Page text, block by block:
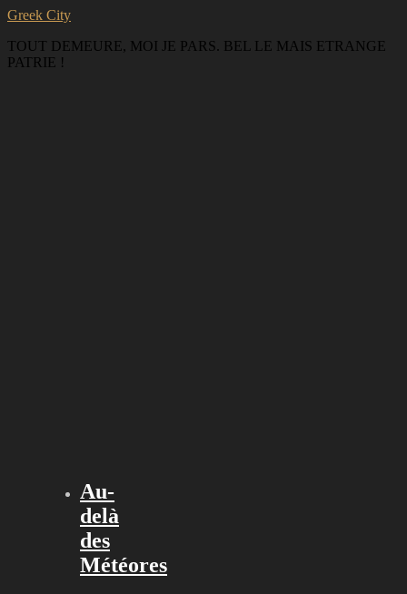
Greek City
TOUT DEMEURE, MOI JE PARS. BEL LE MAIS ETRANGE
PATRIE !
Au-
delà
des
Météores